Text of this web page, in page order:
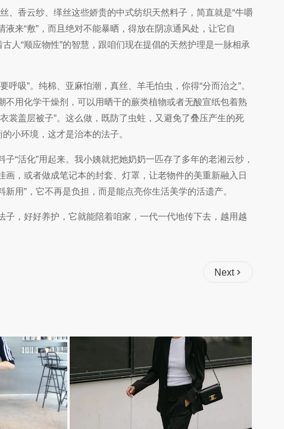
、香云纱、缂丝这些娇贵的中式纺织天然料子，简直就是“牛嚼
来“敷”，而且绝对不能暴晒，得放在阴凉通风处，让它自
人“顺应物性”的智慧，跟咱们现在提倡的天然护理是一脉相承
吸”。纯棉、亚麻怕潮，真丝、羊毛怕虫，你得“分而治之”。
不用化学干燥剂，可以用晒干的蕨类植物或者无酸宣纸包着熟
裳盖层被子”。这么做，既防了虫蛀，又避免了叠压产生的死
小环境，这才是治本的法子。
“活化”用起来。我小姨就把她奶奶一匹存了多年的老湘云纱，
，或者做成笔记本的封套、灯罩，让老物件的美重新融入日
新用”，它不再是负担，而是能点亮你生活美学的活遗产。
，好好养护，它就能陪着咱家，一代一代地传下去，越用越
Next